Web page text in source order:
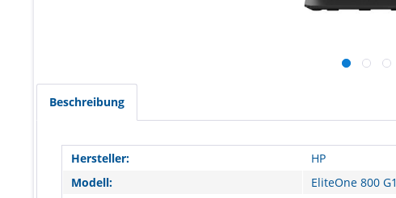
Beschreibung
Hersteller:
HP
Modell:
EliteOne 800 G1